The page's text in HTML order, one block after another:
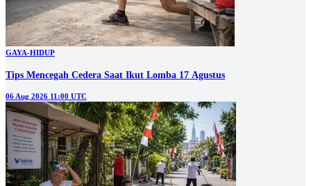
GAYA-HIDUP
Tips Mencegah Cedera Saat Ikut Lomba 17 Agustus
06 Aug 2026 11:00 UTC